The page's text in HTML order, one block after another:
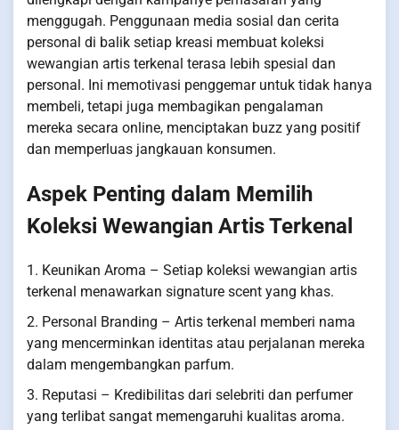
menggugah. Penggunaan media sosial dan cerita
personal di balik setiap kreasi membuat koleksi
wewangian artis terkenal terasa lebih spesial dan
personal. Ini memotivasi penggemar untuk tidak hanya
membeli, tetapi juga membagikan pengalaman
mereka secara online, menciptakan buzz yang positif
dan memperluas jangkauan konsumen.
Aspek Penting dalam Memilih
Koleksi Wewangian Artis Terkenal
1. Keunikan Aroma – Setiap koleksi wewangian artis
terkenal menawarkan signature scent yang khas.
2. Personal Branding – Artis terkenal memberi nama
yang mencerminkan identitas atau perjalanan mereka
dalam mengembangkan parfum.
3. Reputasi – Kredibilitas dari selebriti dan perfumer
yang terlibat sangat memengaruhi kualitas aroma.